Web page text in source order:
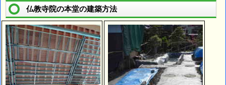
仏教寺院の本堂の建築方法